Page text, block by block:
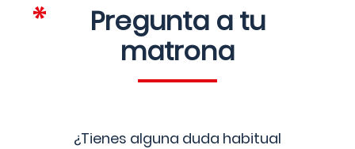
Pregunta a tu
matrona
¿Tienes alguna duda habitual